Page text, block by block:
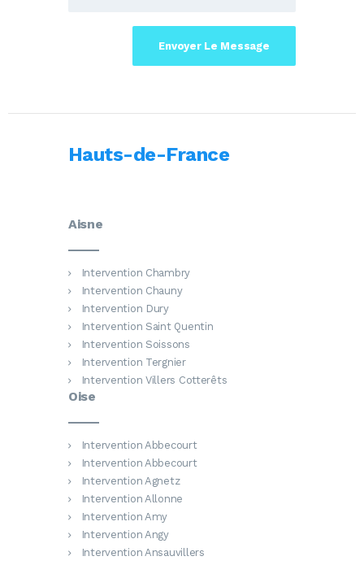
Hauts-de-France
Aisne
Intervention Chambry
Intervention Chauny
Intervention Dury
Intervention Saint Quentin
Intervention Soissons
Intervention Tergnier
Intervention Villers Cotterêts
Oise
Intervention Abbecourt
Intervention Abbecourt
Intervention Agnetz
Intervention Allonne
Intervention Amy
Intervention Angy
Intervention Ansauvillers